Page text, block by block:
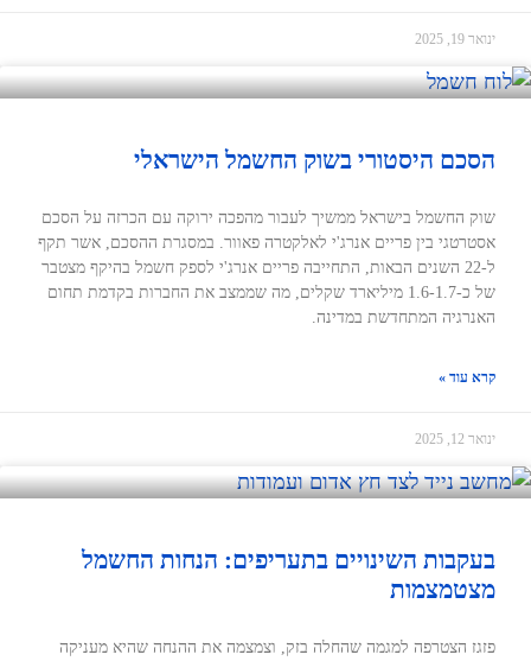
ינואר 19, 2025
הסכם היסטורי בשוק החשמל הישראלי
שוק החשמל בישראל ממשיך לעבור מהפכה ירוקה עם הכרזה על הסכם
אסטרטגי בין פריים אנרג'י לאלקטרה פאוור. במסגרת ההסכם, אשר תקף
ל-22 השנים הבאות, התחייבה פריים אנרג'י לספק חשמל בהיקף מצטבר
של כ-1.6-1.7 מיליארד שקלים, מה שממצב את החברות בקדמת תחום
האנרגיה המתחדשת במדינה.
קרא עוד »
ינואר 12, 2025
בעקבות השינויים בתעריפים: הנחות החשמל
מצטמצמות
פזגז הצטרפה למגמה שהחלה בזק, וצמצמה את ההנחה שהיא מעניקה